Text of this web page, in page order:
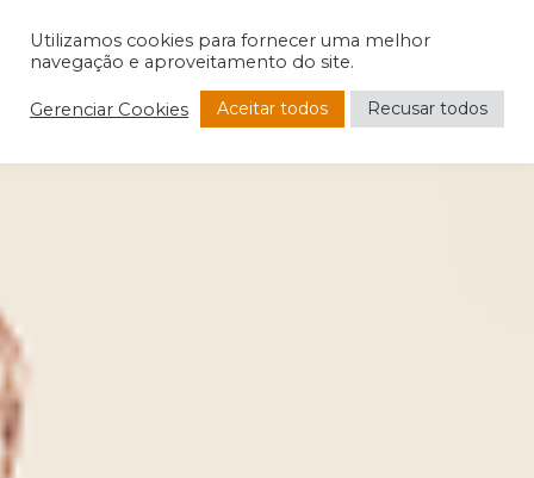
Utilizamos cookies para fornecer uma melhor
navegação e aproveitamento do site.
Gerenciar Cookies Aceitar todos Recusar todos